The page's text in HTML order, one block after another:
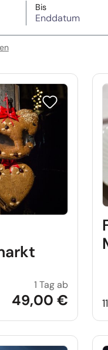
BisEnddatum
Reise auf
1 Tag ab
49,00 €